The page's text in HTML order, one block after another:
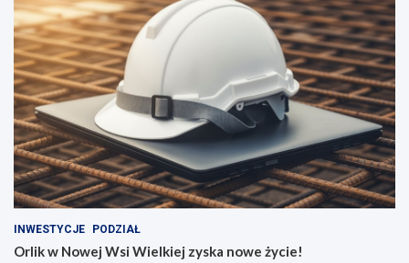
INWESTYCJE PODZIAŁ
Orlik w Nowej Wsi Wielkiej zyska nowe życie!